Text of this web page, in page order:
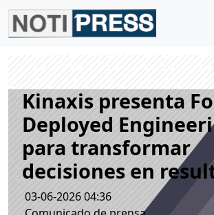
Kinaxis presenta
Deployed
para transformar
decisiones en
03-06-2026 04:36